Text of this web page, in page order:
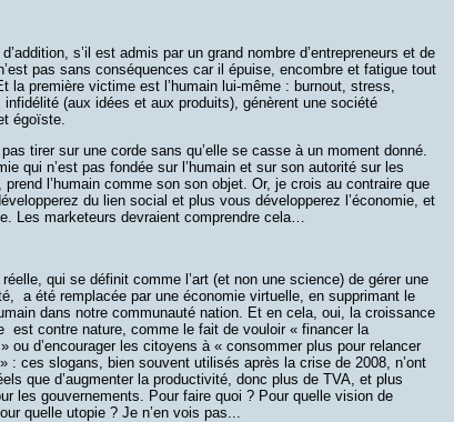
s’il est admis par un grand nombre d’entrepreneurs et de
pas sans conséquences car il épuise, encombre et fatigue tout
la première victime est l’humain lui-même : burnout, stress,
infidélité (aux idées et aux produits), génèrent une société
égoïste.
tirer sur une corde sans qu’elle se casse à un moment donné.
qui n’est pas fondée sur l’humain et sur son autorité sur les
prend l’humain comme son son objet. Or, je crois au contraire que
du lien social et plus vous développerez l’économie, et
Les marketeurs devraient comprendre cela…
réelle, qui se définit comme l’art (et non une science) de gérer une
a été remplacée par une économie virtuelle, en supprimant le
dans notre communauté nation. Et en cela, oui, la croissance
est contre nature, comme le fait de vouloir « financer la
ou d’encourager les citoyens à « consommer plus pour relancer
: ces slogans, bien souvent utilisés après la crise de 2008, n’ont
que d’augmenter la productivité, donc plus de TVA, et plus
les gouvernements. Pour faire quoi ? Pour quelle vision de
quelle utopie ? Je n’en vois pas...